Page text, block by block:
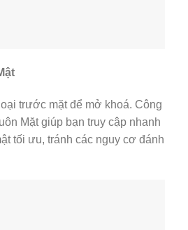
trước mặt để mở khoá. Công
Mặt giúp bạn truy cập nhanh
tối ưu, tránh các nguy cơ đánh